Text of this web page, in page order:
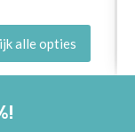
alle opties